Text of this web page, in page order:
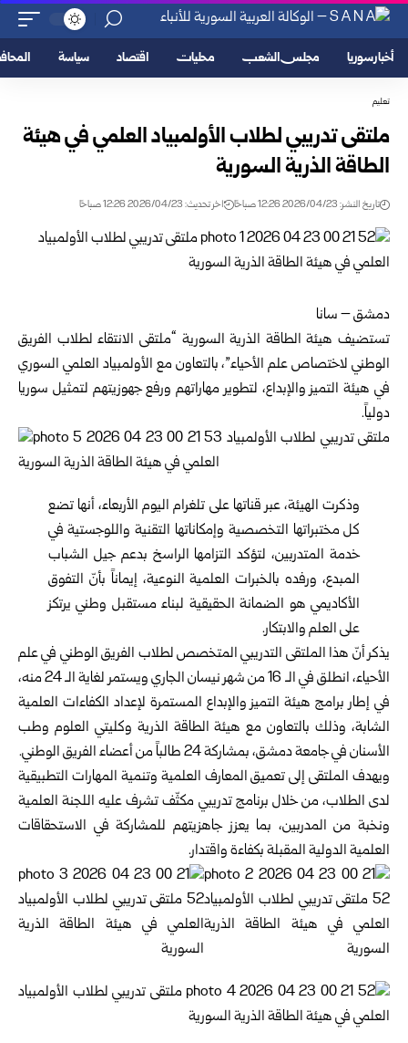
أخبار سوريا مجلس الشعب محليات اقتصاد سياسة
تعليم
ملتقى تدريبي لطلاب الأولمبياد العلمي في هيئة
الطاقة الذرية السورية
تاريخ النشر: 2026/04/23 12:26 صباحًا اخر تحديث: 2026/04/23 12:26 صباحًا
دمشق – سانا
تستضيف هيئة الطاقة الذرية السورية “ملتقى الانتقاء لطلاب الفريق
الوطني لاختصاص علم الأحياء”، بالتعاون مع الأولمبياد العلمي السوري
في هيئة التميز والإبداع، لتطوير مهاراتهم ورفع جهوزيتهم لتمثيل سوريا
دولياً.
وذكرت الهيئة، عبر قناتها على تلغرام اليوم الأربعاء، أنها تضع
كل مختبراتها التخصصية وإمكاناتها التقنية واللوجستية في
خدمة المتدربين، لتؤكد التزامها الراسخ بدعم جيل الشباب
المبدع، ورفده بالخبرات العلمية النوعية، إيماناً بأنّ التفوق
الأكاديمي هو الضمانة الحقيقية لبناء مستقبل وطني يرتكز
على العلم والابتكار.
يذكر أنّ هذا الملتقى التدريبي المتخصص لطلاب الفريق الوطني في علم
الأحياء، انطلق في الـ 16 من شهر نيسان الجاري ويستمر لغاية الـ 24 منه،
في إطار برامج هيئة التميز والإبداع المستمرة لإعداد الكفاءات العلمية
الشابة، وذلك بالتعاون مع هيئة الطاقة الذرية وكليتي العلوم وطب
الأسنان في جامعة دمشق، بمشاركة 24 طالباً من أعضاء الفريق الوطني.
ويهدف الملتقى إلى تعميق المعارف العلمية وتنمية المهارات التطبيقية
لدى الطلاب، من خلال برنامج تدريبي مكثّف تشرف عليه اللجنة العلمية
ونخبة من المدربين، بما يعزز جاهزيتهم للمشاركة في الاستحقاقات
العلمية الدولية المقبلة بكفاءة واقتدار.